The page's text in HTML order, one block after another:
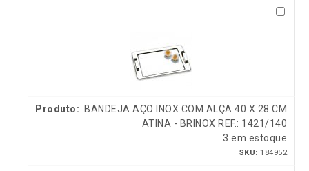
BANDEJA AÇO INOX COM ALÇA 40 X 28 CM
ATINA - BRINOX REF.: 1421/140
3 em estoque
SKU: 184952